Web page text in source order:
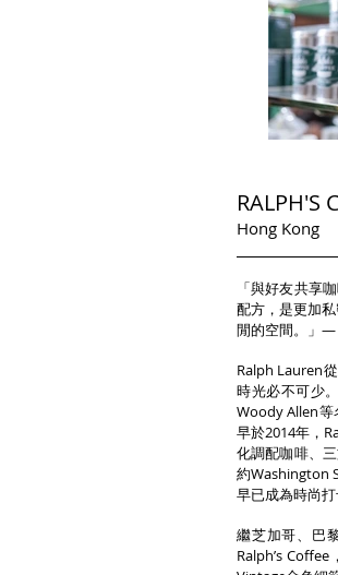
RALPH'S
Hong Kong
「與好友共享
配方，是更加
閒的空間。」—
Ralph Lauren
時光必不可少
Woody Allen等
早於2014年，
化調配咖啡、
約Washington
早已成為時尚打
繼芝加哥、巴
Ralph’s